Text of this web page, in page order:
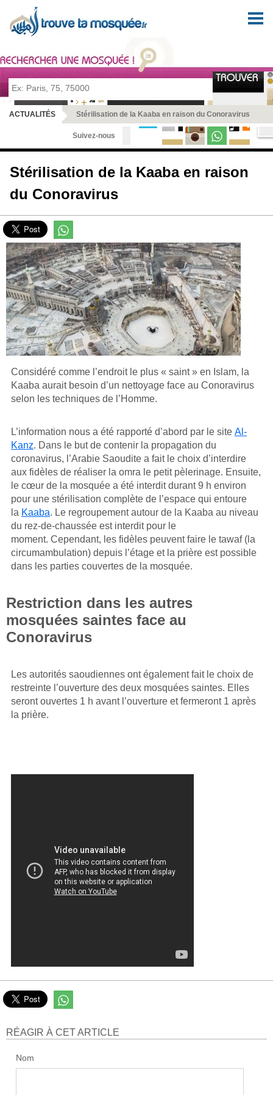
Pour prier en tout lieu et en toute sérénité
ACTUALITÉS Stérilisation de la Kaaba en raison du Conoravirus
Suivez-nous
Stérilisation de la Kaaba en raison
du Conoravirus
Considéré comme l’endroit le plus « saint » en Islam, la
Kaaba aurait besoin d’un nettoyage face au Conoravirus
selon les techniques de l’Homme.
L’information nous a été rapporté d’abord par le site Al-
Kanz. Dans le but de contenir la propagation du
coronavirus, l’Arabie Saoudite a fait le choix d’interdire
aux fidèles de réaliser la omra le petit pèlerinage. Ensuite,
le cœur de la mosquée a été interdit durant 9 h environ
pour une stérilisation complète de l’espace qui entoure
la Kaaba. Le regroupement autour de la Kaaba au niveau
du rez-de-chaussée est interdit pour le
moment. Cependant, les fidèles peuvent faire le tawaf (la
circumambulation) depuis l’étage et la prière est possible
dans les parties couvertes de la mosquée.
Restriction dans les autres
mosquées saintes face au
Conoravirus
Les autorités saoudiennes ont également fait le choix de
restreinte l’ouverture des deux mosquées saintes. Elles
seront ouvertes 1 h avant l’ouverture et fermeront 1 après
la prière.
RÉAGIR À CET ARTICLE
Nom